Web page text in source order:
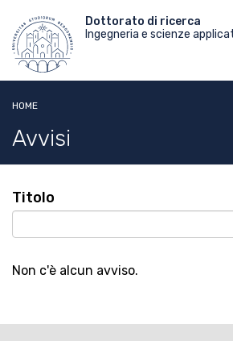
contenuto
principale
Menu
top
Dottorato di ricerca
Ingegneria e scienze
HOME
Avvisi
Titolo
Non c'è alcun avviso.